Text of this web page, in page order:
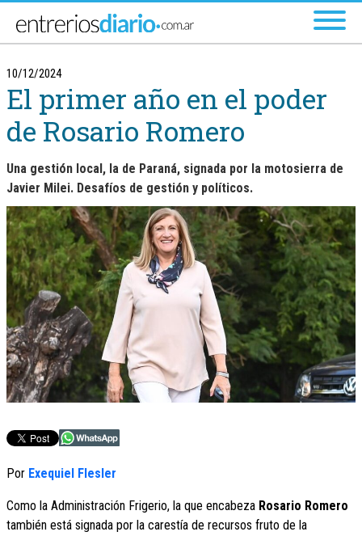
10/12/2024
El primer año en el poder
de Rosario Romero
Una gestión local, la de Paraná, signada por la motosierra de
Javier Milei. Desafíos de gestión y políticos.
Por Exequiel Flesler
Como la Administración Frigerio, la que encabeza Rosario Romero
también está signada por la carestía de recursos fruto de la